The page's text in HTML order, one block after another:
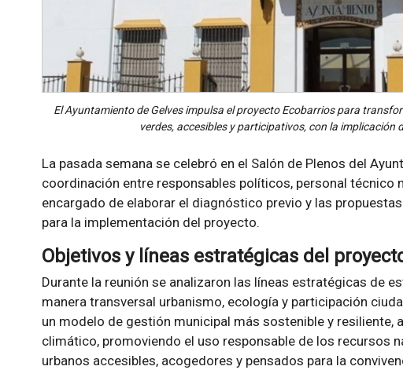
El Ayuntamiento de Gelves impulsa el proyecto Ecobarrios para
verdes, accesibles y participativos, con la implicación
La pasada semana se celebró en el Salón de Plenos del
coordinación entre responsables políticos, personal técnico
encargado de elaborar el diagnóstico previo y las
para la implementación del proyecto.
Objetivos y líneas estratégicas del
Durante la reunión se analizaron las líneas estratégicas de
manera transversal urbanismo, ecología y participación
un modelo de gestión municipal más sostenible y resiliente,
climático, promoviendo el uso responsable de los recursos
urbanos accesibles, acogedores y pensados para la